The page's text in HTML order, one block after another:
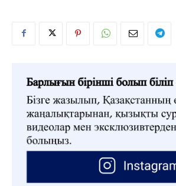
ШЕЖІРЕ
22.3 C Kokshetau
Жоба туралы Байланыс Жарнама